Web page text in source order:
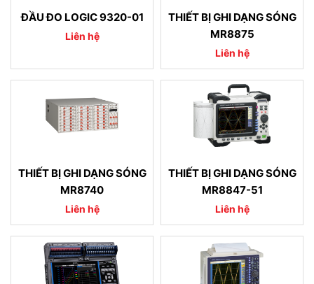
ĐẦU ĐO LOGIC 9320-01
Liên hệ
THIẾT BỊ GHI DẠNG SÓNG
MR8875
Liên hệ
THIẾT BỊ GHI DẠNG SÓNG
MR8740
Liên hệ
THIẾT BỊ GHI DẠNG SÓNG
MR8847-51
Liên hệ